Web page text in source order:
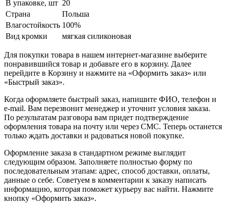
В упаковке, шт 20
Страна
Польша
Влагостойкость 100%
Вид кромки
мягкая силиконовая
Для покупки товара в нашем интернет-магазине выберите
понравившийся товар и добавьте его в корзину. Далее
перейдите в Корзину и нажмите на «Оформить заказ» или
«Быстрый заказ».
Когда оформляете быстрый заказ, напишите ФИО, телефон и
e-mail. Вам перезвонит менеджер и уточнит условия заказа.
По результатам разговора вам придет подтверждение
оформления товара на почту или через СМС. Теперь останется
только ждать доставки и радоваться новой покупке.
Оформление заказа в стандартном режиме выглядит
следующим образом. Заполняете полностью форму по
последовательным этапам: адрес, способ доставки, оплаты,
данные о себе. Советуем в комментарии к заказу написать
информацию, которая поможет курьеру вас найти. Нажмите
кнопку «Оформить заказ».